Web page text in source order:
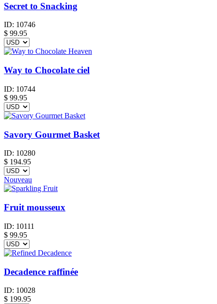
Secret to Snacking
ID: 10746
$ 99.95
Way to Chocolate ciel
ID: 10744
$ 99.95
Savory Gourmet Basket
ID: 10280
$ 194.95
Nouveau
Fruit mousseux
ID: 10111
$ 99.95
Decadence raffinée
ID: 10028
$ 199.95